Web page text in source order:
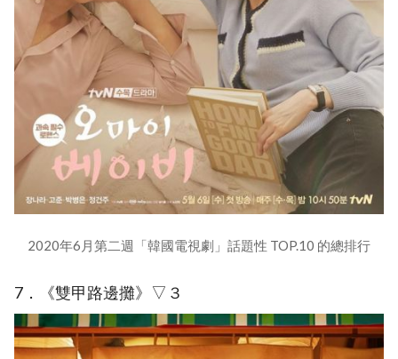
2020年6月第二週「韓國電視劇」話題性 TOP.10 的總排行
7．《雙甲路邊攤》▽３